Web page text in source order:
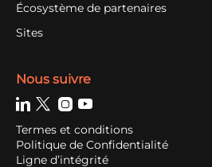
Écosystème de partenaires
Sites
Nous suivre
Termes et conditions
Politique de Confidentialité
Ligne d’intégrité